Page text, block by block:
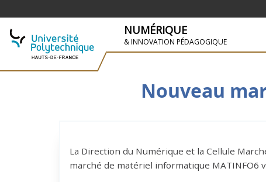
SKIP TO NAVIGATION
PASAR AL CONTENIDO PRINCIPAL
NUMÉRIQUE
& INNOVATION PÉDAGOGIQUE
Nouveau
La Direction du Numérique et la Cellule
marché de matériel informatique MATINFO6